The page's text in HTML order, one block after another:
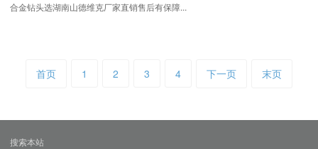
合金钻头选湖南山德维克厂家直销售后有保障...
首页 1 2 3 4 下一页 末页
搜索本站